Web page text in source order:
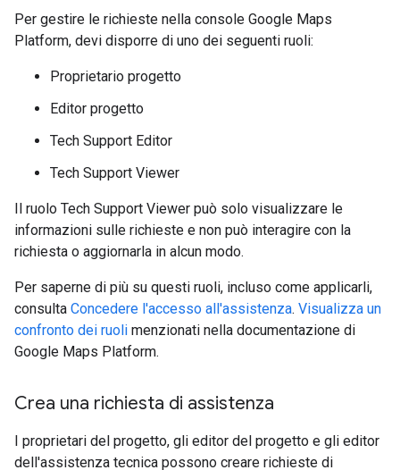
Per gestire le richieste nella console Google Maps
Platform, devi disporre di uno dei seguenti ruoli:
Proprietario progetto
Editor progetto
Tech Support Editor
Tech Support Viewer
Il ruolo Tech Support Viewer può solo visualizzare le
informazioni sulle richieste e non può interagire con la
richiesta o aggiornarla in alcun modo.
Per saperne di più su questi ruoli, incluso come applicarli,
consulta Concedere l'accesso all'assistenza. Visualizza un
confronto dei ruoli menzionati nella documentazione di
Google Maps Platform.
Crea una richiesta di assistenza
I proprietari del progetto, gli editor del progetto e gli editor
dell'assistenza tecnica possono creare richieste di